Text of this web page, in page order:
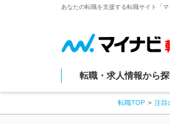
あなたの転職を支援する転職サイト「
転職・求人情報から
転職TOP 注目